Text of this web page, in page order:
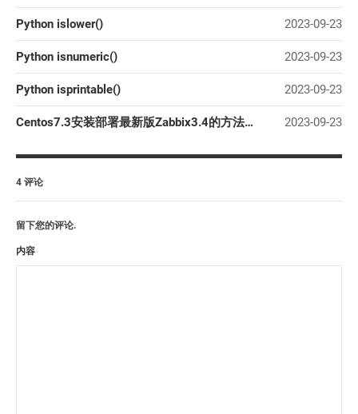
Python islower() 2023-09-23
Python isnumeric() 2023-09-23
Python isprintable() 2023-09-23
Centos7.3安装部署最新版Zabbix3.4的方法(图文) 2023-09-23
4 评论
留下您的评论.
内容